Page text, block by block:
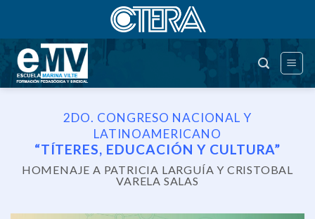
contenido
2DO. CONGRESO NACIONAL Y
LATINOAMERICANO
“TÍTERES, EDUCACIÓN Y CULTURA”
HOMENAJE A PATRICIA LARGUÍA Y CRISTOBAL
VARELA SALAS